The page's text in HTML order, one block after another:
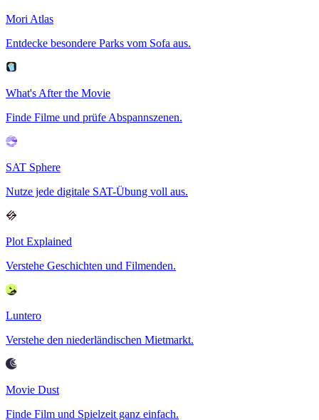
Mori Atlas
Entdecke besondere Parks vom Sofa aus.
What's After the Movie
Finde Filme und prüfe Abspannszenen.
SAT Sphere
Nutze jede digitale SAT-Übung voll aus.
Plot Explained
Verstehe Geschichten und Filmenden.
Luntero
Verstehe den niederländischen Mietmarkt.
Movie Dust
Finde Film und Spielzeit ganz einfach.